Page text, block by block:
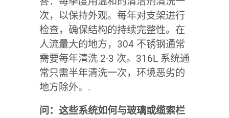
次，以保持外观。每年对支架进行
检查，确保结构的持续完整性。在
人流量大的地方，304 不锈钢通常
需要每年清洗 2-3 次。316L 系统通
常只需半年清洗一次，环境恶劣的
地方除外。.
问：这些系统如何与玻璃或缆索栏